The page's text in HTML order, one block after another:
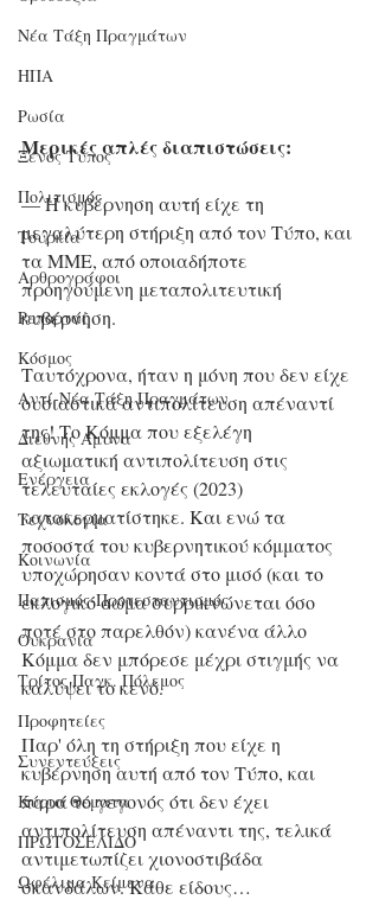
Νέα Τάξη Πραγμάτων
ΗΠΑ
Ρωσία
Ξένος Τύπος
Πολιτισμός
Τουρκία
Αρθρογράφοι
Ρεπορτάζ
Κόσμος
Αντί-Νέα Τάξη Πραγμάτων
Διεθνής Άμυνα
Ενέργεια
Τεχνολογία
Κοινωνία
Παπισμός-Προτεσταντισμός
Ουκρανία
Τρίτος Παγκ. Πόλεμος
Προφητείες
Συνεντεύξεις
Κύρια Θέματα
ΠΡΩΤΟΣΕΛΙΔΟ
Ωφέλιμα Κείμενα
Μερικές απλές διαπιστώσεις:
— Η κυβέρνηση αυτή είχε τη
μεγαλύτερη στήριξη από τον Τύπο, και
τα ΜΜΕ, από οποιαδήποτε
προηγούμενη μεταπολιτευτική
κυβέρνηση.
Ταυτόχρονα, ήταν η μόνη που δεν είχε
ουσιαστικά αντιπολίτευση απέναντί
της! Το Κόμμα που εξελέγη
αξιωματική αντιπολίτευση στις
τελευταίες εκλογές (2023)
κατακερματίστηκε. Και ενώ τα
ποσοστά του κυβερνητικού κόμματος
υποχώρησαν κοντά στο μισό (και το
εκλογικό σώμα συρρικνώνεται όσο
ποτέ στο παρελθόν) κανένα άλλο
Κόμμα δεν μπόρεσε μέχρι στιγμής να
καλύψει το κενό.
Παρ' όλη τη στήριξη που είχε η
κυβέρνηση αυτή από τον Τύπο, και
παρά το γεγονός ότι δεν έχει
αντιπολίτευση απέναντι της, τελικά
αντιμετωπίζει χιονοστιβάδα
σκανδάλων. Κάθε είδους…